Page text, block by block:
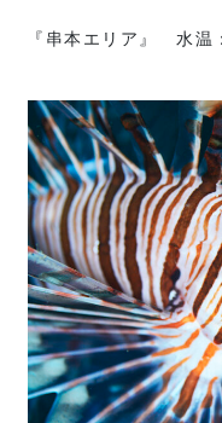
『串本エリア』 水